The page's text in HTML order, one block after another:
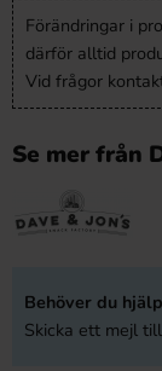
Förändringar i
därför alltid
Vid frågor
Se mer från
Behöver du
Skicka ett mejl till